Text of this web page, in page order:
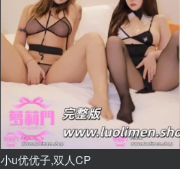
小u优优子,双人CP